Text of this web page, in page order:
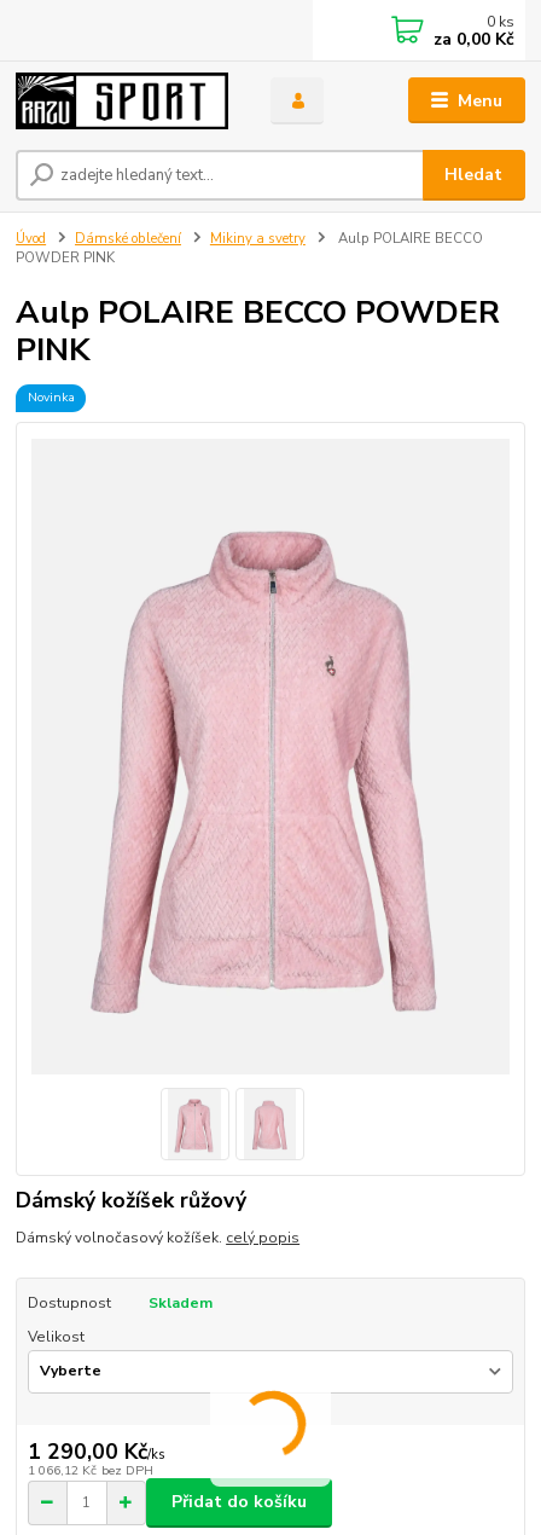
Menu
Hledat
0 ks
za 0,00 Kč
Úvod Dámské oblečení Mikiny a svetry
Aulp POLAIRE BECCO
POWDER PINK
Aulp POLAIRE BECCO POWDER
PINK
Novinka
Dámský kožíšek růžový
Dámský volnočasový kožíšek. celý popis
Dostupnost
Skladem
Velikost
1 290,00 Kč/ks
1 066,12 Kč bez DPH
Přidat do košíku